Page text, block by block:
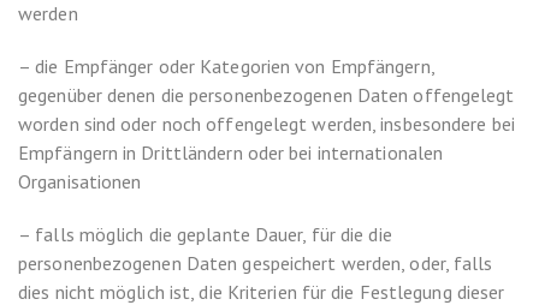
werden
– die Empfänger oder Kategorien von Empfängern,
gegenüber denen die personenbezogenen Daten offengelegt
worden sind oder noch offengelegt werden, insbesondere bei
Empfängern in Drittländern oder bei internationalen
Organisationen
– falls möglich die geplante Dauer, für die die
personenbezogenen Daten gespeichert werden, oder, falls
dies nicht möglich ist, die Kriterien für die Festlegung dieser